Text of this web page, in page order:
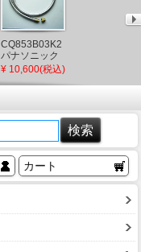
CQ853B03K2
パナソニック
シャワーホー
ス メタルホー
ス L=1200
後継品)
¥ 10,600(税込)
たるスイッチ
カート